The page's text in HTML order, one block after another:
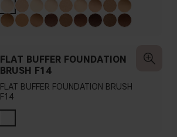
FLAT BUFFER FOUNDATION
BRUSH F14
FLAT BUFFER FOUNDATION BRUSH
F14